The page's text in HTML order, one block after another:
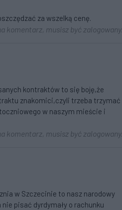
za wszelką cenę.
komentarz, musisz być zalogowany.
kontraktów to się boję,że
znakomici,czyli trzeba trzymać
w naszym mieście i
komentarz, musisz być zalogowany.
w Szczecinie to nasz narodowy
pisać dyrdymały o rachunku